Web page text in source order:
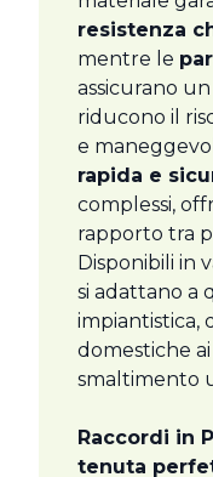
resistenza
mentre le
assicurano
riducono il
e
rapida e
complessi,
rapporto tra
Disponibili in
si adattano a
impiantistica,
domestiche
smaltimento
Raccordi in
tenuta